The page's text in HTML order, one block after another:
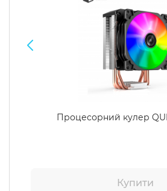
Процесорний кулер
Купити